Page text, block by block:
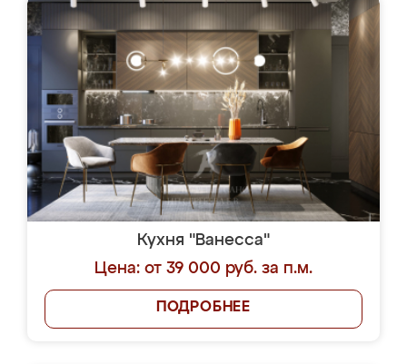
Кухня "Ванесса"
Цена: от 39 000 руб. за п.м.
ПОДРОБНЕЕ